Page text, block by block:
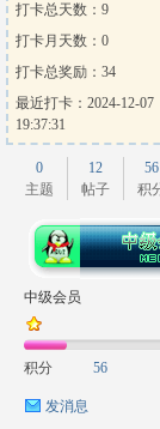
打卡总天数：9
打卡月天数：0
打卡总奖励：34
最近打卡：2024-12-07
19:37:31
0
主题
12
帖子
56
积
中级会员
积分 56
发消息